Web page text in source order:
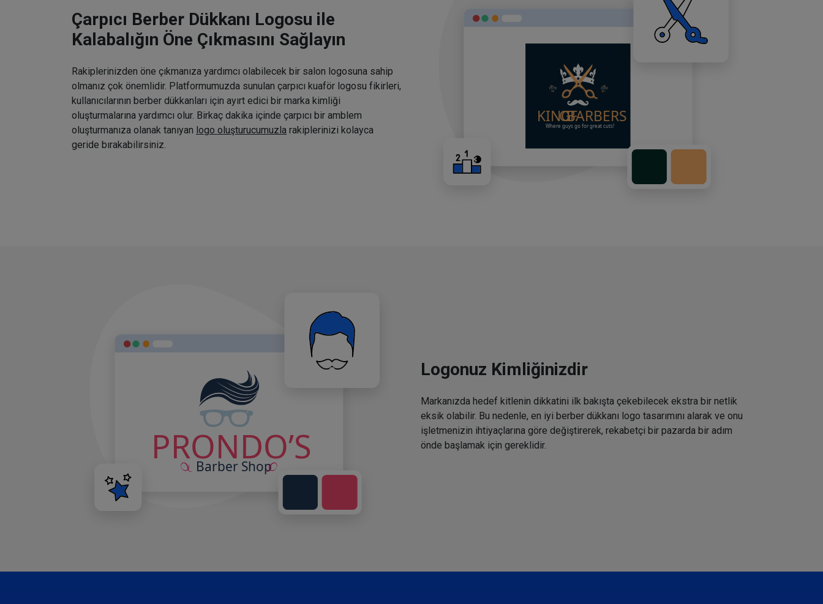
Çarpıcı Berber Dükkanı Logosu ile
Kalabalığın Öne Çıkmasını Sağlayın
Rakiplerinizden öne çıkmanıza yardımcı olabilecek bir salon logosuna sahip
olmanız çok önemlidir. Platformumuzda sunulan çarpıcı kuaför logosu fikirleri,
kullanıcılarının berber dükkanları için ayırt edici bir marka kimliği
oluşturmalarına yardımcı olur. Birkaç dakika içinde çarpıcı bir amblem
oluşturmanıza olanak tanıyan logo oluşturucumuzla rakiplerinizi kolayca
geride bırakabilirsiniz.
Logonuz Kimliğinizdir
Markanızda hedef kitlenin dikkatini ilk bakışta çekebilecek ekstra bir netlik
eksik olabilir. Bu nedenle, en iyi berber dükkanı logo tasarımını alarak ve onu
işletmenizin ihtiyaçlarına göre değiştirerek, rekabetçi bir pazarda bir adım
önde başlamak için gereklidir.